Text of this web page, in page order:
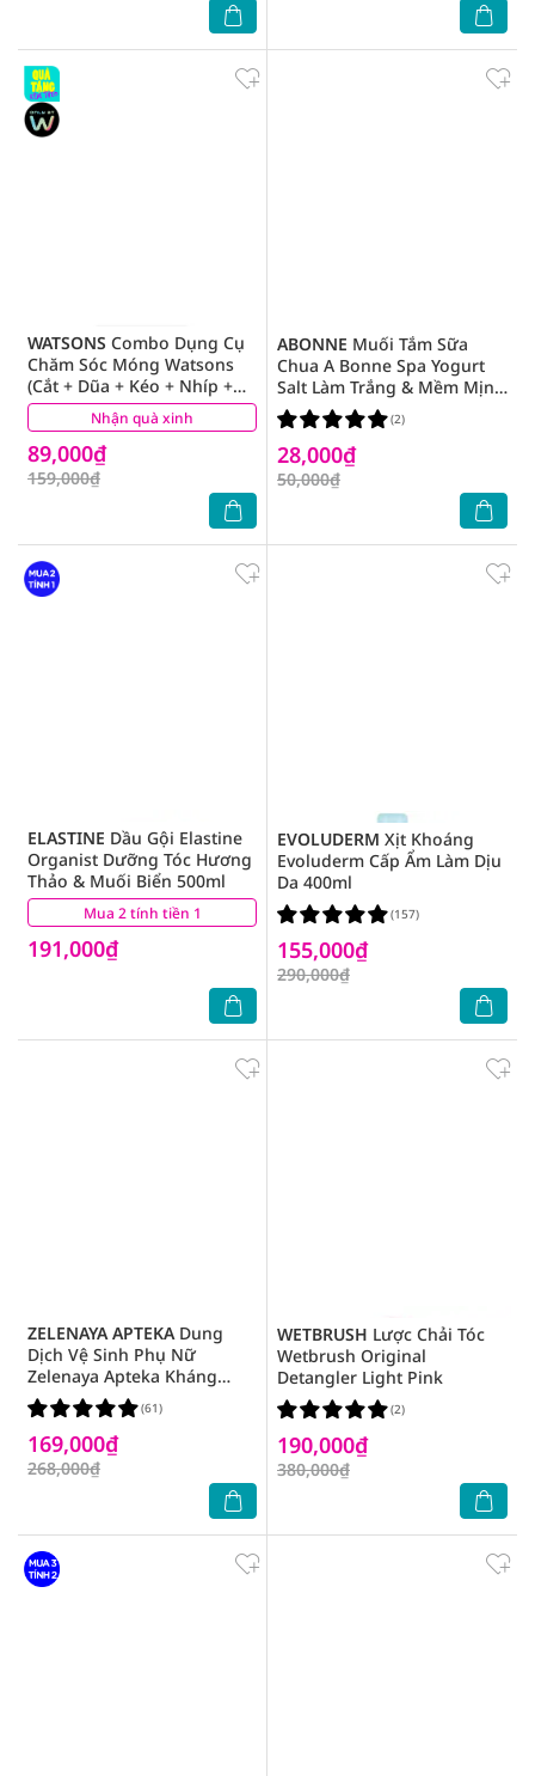
Nhận quà xinh
WATSONS Combo Dụng Cụ
Chăm Sóc Móng Watsons
(Cắt + Dũa + Kéo + Nhíp +
Cây Lấy Khóe + Kèm hộp)
89,000₫
159,000₫
(2)
ABONNE Muối Tắm Sữa
Chua A Bonne Spa Yogurt
Salt Làm Trắng & Mềm Mịn
Da 350g
28,000₫
50,000₫
(2)
Mua 2 tính tiền 1
ELASTINE Dầu Gội Elastine
Organist Dưỡng Tóc Hương
Thảo & Muối Biển 500ml
191,000₫
(4)
EVOLUDERM Xịt Khoáng
Evoluderm Cấp Ẩm Làm Dịu
Da 400ml
155,000₫
290,000₫
(157)
ZELENAYA APTEKADung
Dịch Vệ Sinh Phụ Nữ
Zelenaya Apteka Kháng
Khuẩn Cây Trà 370ml
169,000₫
268,000₫
(61)
WETBRUSH Lược Chải Tóc
Wetbrush Original
Detangler Light Pink
190,000₫
380,000₫
(2)